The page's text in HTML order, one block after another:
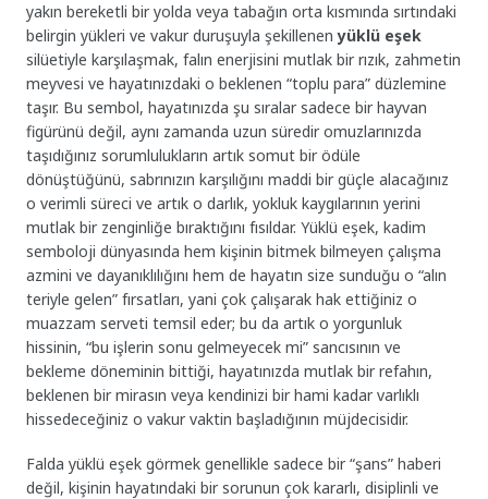
yakın bereketli bir yolda veya tabağın orta kısmında sırtındaki
belirgin yükleri ve vakur duruşuyla şekillenenyüklü eşek
silüetiyle karşılaşmak, falın enerjisini mutlak bir rızık, zahmetin
meyvesi ve hayatınızdaki o beklenen “toplu para” düzlemine
taşır. Bu sembol, hayatınızda şu sıralar sadece bir hayvan
figürünü değil, aynı zamanda uzun süredir omuzlarınızda
taşıdığınız sorumlulukların artık somut bir ödüle
dönüştüğünü, sabrınızın karşılığını maddi bir güçle alacağınız
o verimli süreci ve artık o darlık, yokluk kaygılarının yerini
mutlak bir zenginliğe bıraktığını fısıldar. Yüklü eşek, kadim
semboloji dünyasında hem kişinin bitmek bilmeyen çalışma
azmini ve dayanıklılığını hem de hayatın size sunduğu o “alın
teriyle gelen” fırsatları, yani çok çalışarak hak ettiğiniz o
muazzam serveti temsil eder; bu da artık o yorgunluk
hissinin, “bu işlerin sonu gelmeyecek mi” sancısının ve
bekleme döneminin bittiği, hayatınızda mutlak bir refahın,
beklenen bir mirasın veya kendinizi bir hami kadar varlıklı
hissedeceğiniz o vakur vaktin başladığının müjdecisidir.
Falda yüklü eşek görmek genellikle sadece bir “şans” haberi
değil, kişinin hayatındaki bir sorunun çok kararlı, disiplinli ve